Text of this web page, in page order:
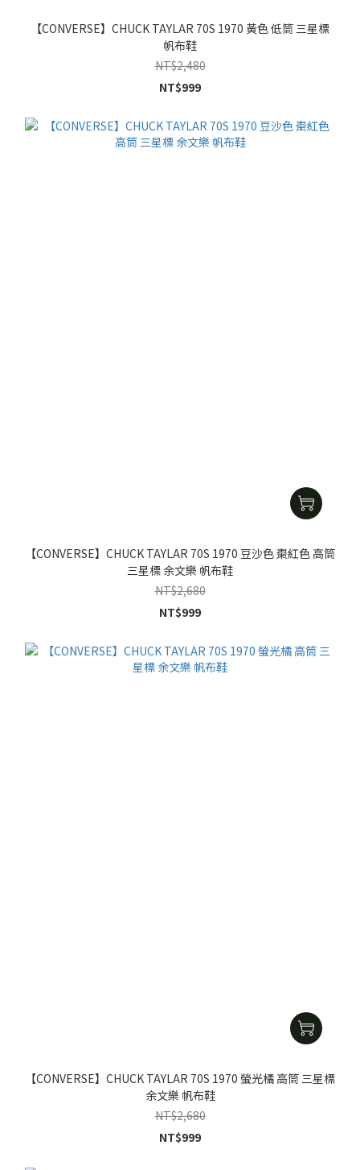
【CONVERSE】CHUCK TAYLAR 70S 1970 黃色 低筒 三星標
帆布鞋
NT$2,480
NT$999
【CONVERSE】CHUCK TAYLAR 70S 1970 豆沙色 棗紅色 高筒
三星標 余文樂 帆布鞋
NT$2,680
NT$999
【CONVERSE】CHUCK TAYLAR 70S 1970 螢光橘 高筒 三星標
余文樂 帆布鞋
NT$2,680
NT$999